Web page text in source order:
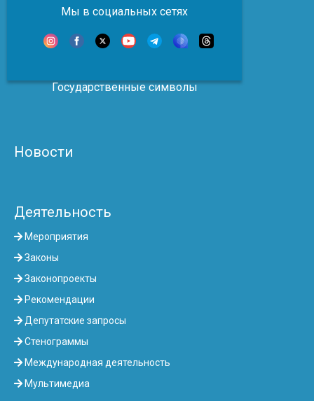
Мы в социальных сетях
Государственные символы
Новости
Деятельность
Мероприятия
Законы
Законопроекты
Рекомендации
Депутатские запросы
Стенограммы
Международная деятельность
Мультимедиа